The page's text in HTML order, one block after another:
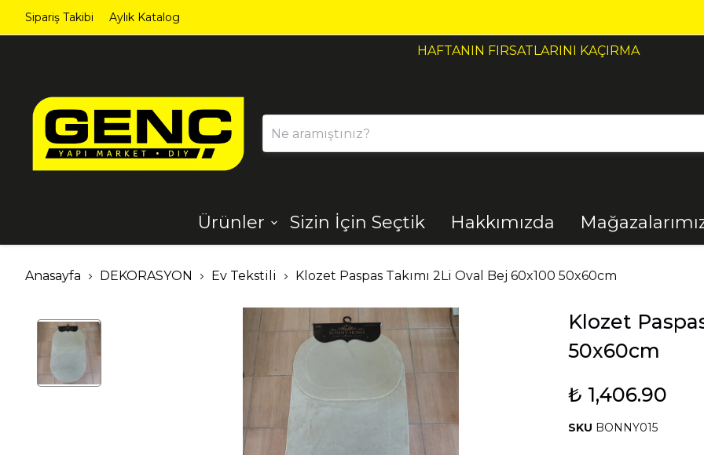
Sipariş Takibi Aylık Katalog
HAFTANIN FIRSATLARINI KAÇIRMA
Ürünler
Ahşap Aydınlatma Bahçe Banyo
Dekorasyon
Demir Çelik
El Aletleri
Elektrik
Malzemeleri
Ev Gereçleri
Hırdavat
Malzemeleri
Isıtma Soğutma Makineler
Sizin İçin Seçtik Hakkımızda
Anasayfa DEKORASYON Ev Tekstili Klozet Paspas Takımı 2Li Oval Bej 60x100 50x60cm
Klozet
50x60cm
₺ 1,406.90
SKU BONNY015